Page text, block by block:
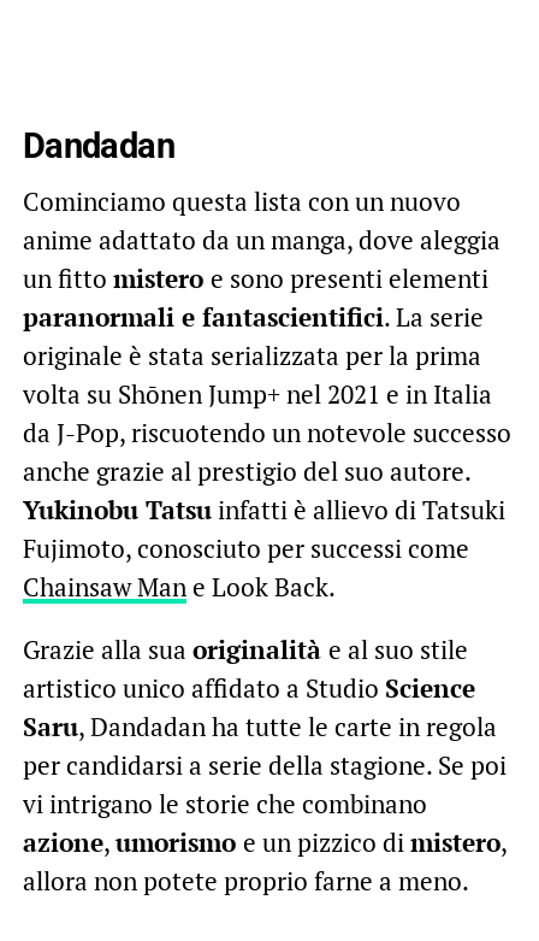
Dandadan
Cominciamo questa lista con un nuovo
anime adattato da un manga, dove aleggia
un fitto mistero e sono presenti elementi
paranormali e fantascientifici. La serie
originale è stata serializzata per la prima
volta su Shōnen Jump+ nel 2021 e in Italia
da J-Pop, riscuotendo un notevole successo
anche grazie al prestigio del suo autore.
Yukinobu Tatsuinfatti è allievo di Tatsuki
Fujimoto, conosciuto per successi come
Chainsaw Mane Look Back.
Grazie alla sua originalità e al suo stile
artistico unico affidato a Studio Science
Saru, Dandadan ha tutte le carte in regola
per candidarsi a serie della stagione. Se poi
vi intrigano le storie che combinano
azione,umorismo e un pizzico dimistero,
allora non potete proprio farne a meno.